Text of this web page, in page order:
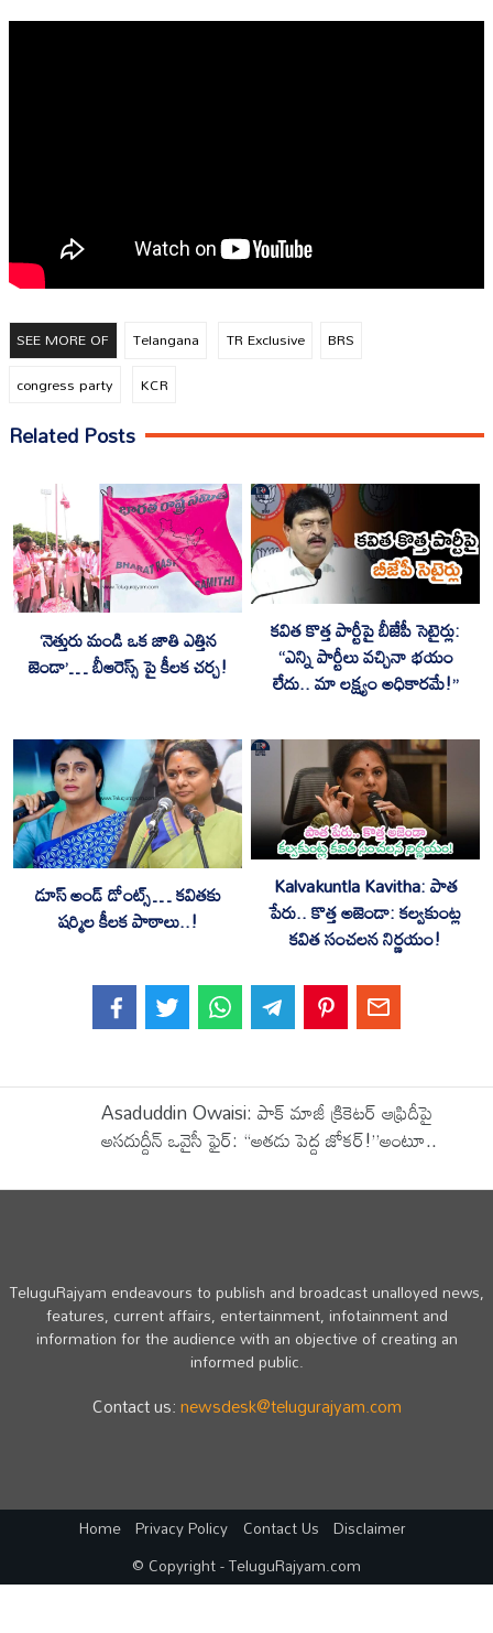
SEE MORE OF Telangana TR Exclusive
BRS
congress party
KCR
Related Posts
‘నెత్తురు మండి ఒక జాతి ఎత్తిన
జెండా’… బీఆరెస్స్ పై కీలక చర్చ!
కవిత కొత్త పార్టీపై బీజేపీ సెటైర్లు:
“ఎన్ని పార్టీలు వచ్చినా భయం
లేదు.. మా లక్ష్యం అధికారమే!”
డూస్ అండ్ డోంట్స్… కవితకు
షర్మిల కీలక పాఠాలు..!
Kalvakuntla Kavitha: పాత
పేరు.. కొత్త అజెండా: కల్వకుంట్ల
కవిత సంచలన నిర్ణయం!
Asaduddin Owaisi: పాక్ మాజీ క్రికెటర్ ఆఫ్రిదీపై
అసదుద్దీన్ ఒవైసీ ఫైర్: “అతడు పెద్ద జోకర్!”అంటూ..
TeluguRajyam endeavours to publish and broadcast unalloyed news,
features, current affairs, entertainment, infotainment and
information for the audience with an objective of creating an
informed public.
Contact us:newsdesk@telugurajyam.com
Home Privacy Policy Contact Us Disclaimer
© Copyright - TeluguRajyam.com